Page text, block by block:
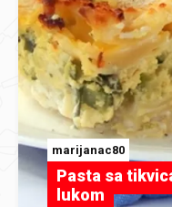
marijanac80
Pasta sa
lukom